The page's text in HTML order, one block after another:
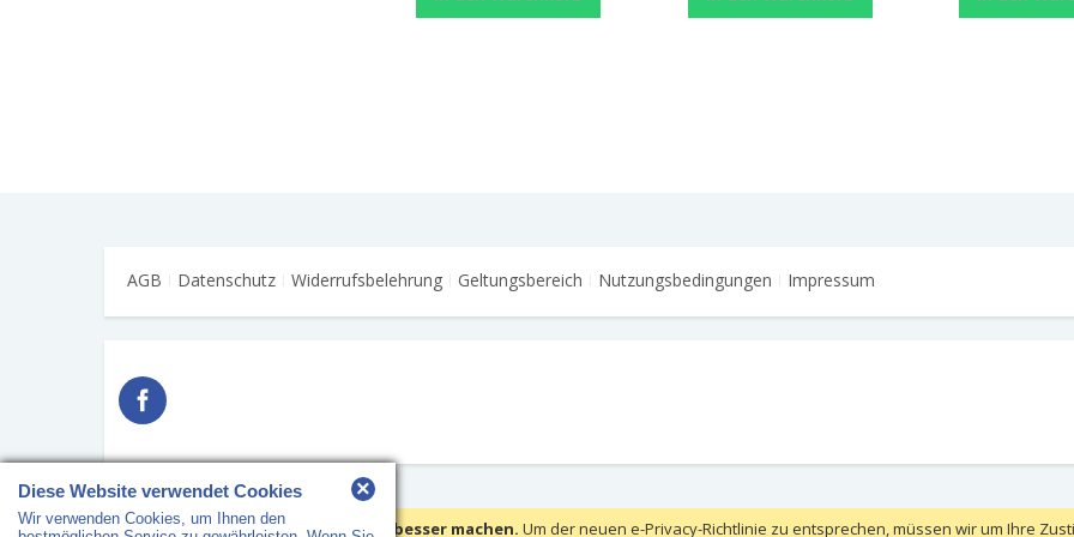
Wir verwenden Cookies, um Ihre Erfahrungen besser machen. Um der neuen e-Privacy-Richtlinie zu entsprechen, müssen wir um Ihre
AGB Datenschutz Widerrufsbelehrung Geltungsbereich Nutzungsbedingungen Impressum
Copyright © 2018 HS Arbeitsschutz · Alle Rechte vorbehalten
Diese Website verwendet Cookies
Wir verwenden Cookies, um Ihnen den
×